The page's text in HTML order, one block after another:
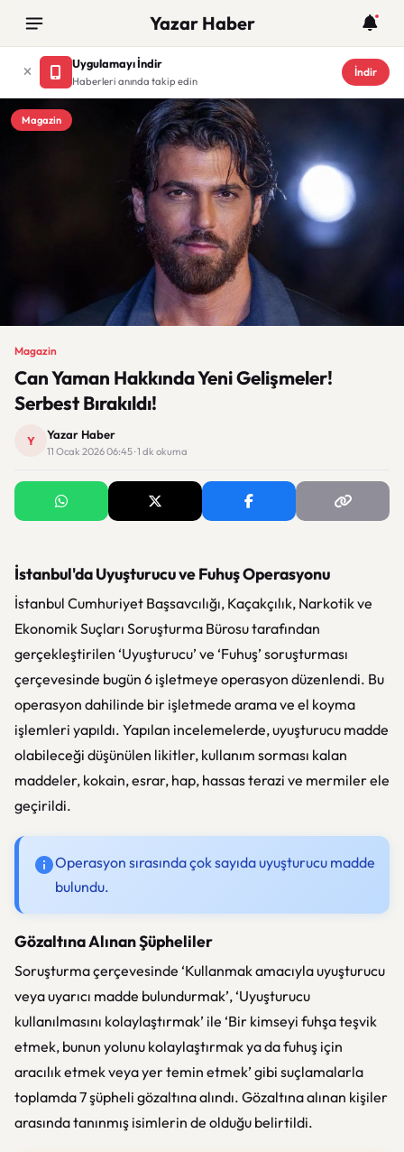
Yazar Haber
Uygulamayı İndir
Haberleri anında takip edin
İndir
Magazin
Magazin
Can Yaman Hakkında Yeni Gelişmeler!
Serbest Bırakıldı!
Y Yazar Haber
11 Ocak 2026 06:45 · 1 dk okuma
İstanbul'da Uyuşturucu ve Fuhuş Operasyonu
İstanbul Cumhuriyet Başsavcılığı, Kaçakçılık, Narkotik ve
Ekonomik Suçları Soruşturma Bürosu tarafından
gerçekleştirilen ‘Uyuşturucu’ ve ‘Fuhuş’ soruşturması
çerçevesinde bugün 6 işletmeye operasyon düzenlendi. Bu
operasyon dahilinde bir işletmede arama ve el koyma
işlemleri yapıldı. Yapılan incelemelerde, uyuşturucu madde
olabileceği düşünülen likitler, kullanım sorması kalan
maddeler, kokain, esrar, hap, hassas terazi ve mermiler ele
geçirildi.
Operasyon sırasında çok sayıda uyuşturucu madde
bulundu.
Gözaltına Alınan Şüpheliler
Soruşturma çerçevesinde ‘Kullanmak amacıyla uyuşturucu
veya uyarıcı madde bulundurmak’, ‘Uyuşturucu
kullanılmasını kolaylaştırmak’ ile ‘Bir kimseyi fuhşa teşvik
etmek, bunun yolunu kolaylaştırmak ya da fuhuş için
aracılık etmek veya yer temin etmek’ gibi suçlamalarla
toplamda 7 şüpheli gözaltına alındı. Gözaltına alınan kişiler
arasında tanınmış isimlerin de olduğu belirtildi.